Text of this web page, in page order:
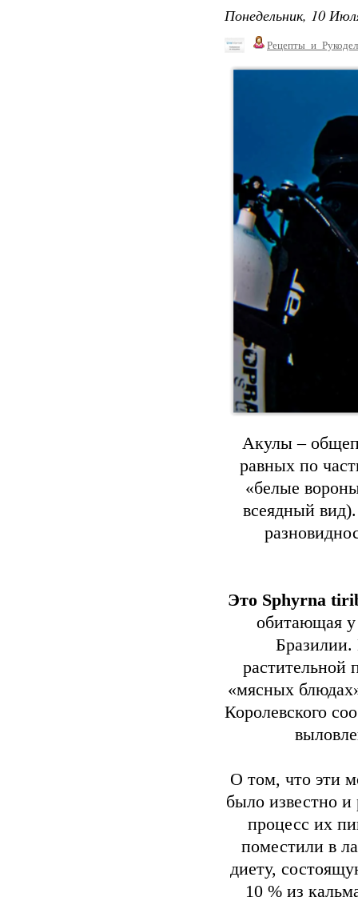
Понедельник, 10
Акулы –
равных по
«белые
всеядный
Это Sphyrna
обитающая
Бразилии.
растительной
«мясных
Королевского
О том, что эти
было известно
процесс их
поместили в
диету,
10 % из